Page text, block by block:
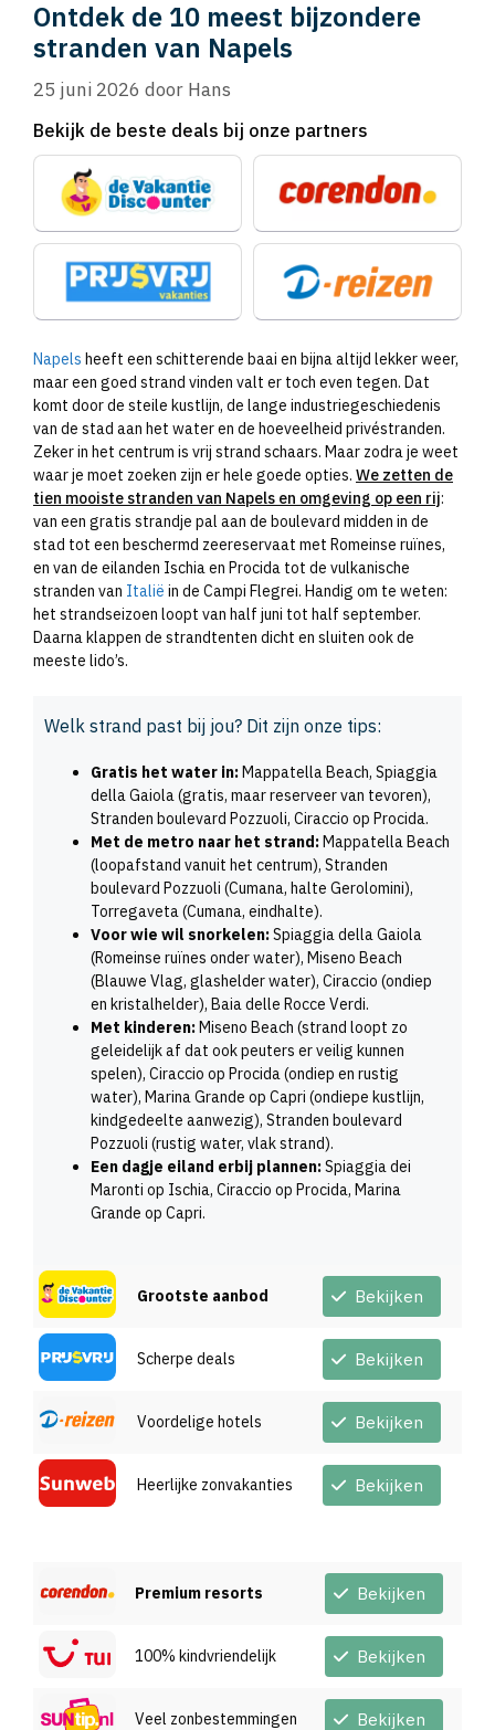
Ontdek de 10 meest bijzondere
stranden van Napels
25 juni 2026 door Hans
Bekijk de beste deals bij onze partners
Napels heeft een schitterende baai en bijna altijd lekker weer,
maar een goed strand vinden valt er toch even tegen. Dat
komt door de steile kustlijn, de lange industriegeschiedenis
van de stad aan het water en de hoeveelheid privéstranden.
Zeker in het centrum is vrij strand schaars. Maar zodra je weet
waar je moet zoeken zijn er hele goede opties. We zetten de
tien mooiste stranden van Napels en omgeving op een rij:
van een gratis strandje pal aan de boulevard midden in de
stad tot een beschermd zeereservaat met Romeinse ruïnes,
en van de eilanden Ischia en Procida tot de vulkanische
stranden van Italië in de Campi Flegrei. Handig om te weten:
het strandseizoen loopt van half juni tot half september.
Daarna klappen de strandtenten dicht en sluiten ook de
meeste lido’s.
Welk strand past bij jou? Dit zijn onze tips:
Gratis het water in: Mappatella Beach, Spiaggia
della Gaiola (gratis, maar reserveer van tevoren),
Stranden boulevard Pozzuoli, Ciraccio op Procida.
Met de metro naar het strand: Mappatella Beach
(loopafstand vanuit het centrum), Stranden
boulevard Pozzuoli (Cumana, halte Gerolomini),
Torregaveta (Cumana, eindhalte).
Voor wie wil snorkelen:Spiaggia della Gaiola
(Romeinse ruïnes onder water), Miseno Beach
(Blauwe Vlag, glashelder water), Ciraccio (ondiep
en kristalhelder), Baia delle Rocce Verdi.
Met kinderen: Miseno Beach (strand loopt zo
geleidelijk af dat ook peuters er veilig kunnen
spelen), Ciraccio op Procida (ondiep en rustig
water), Marina Grande op Capri (ondiepe kustlijn,
kindgedeelte aanwezig), Stranden boulevard
Pozzuoli (rustig water, vlak strand).
Een dagje eiland erbij plannen:Spiaggia dei
Maronti op Ischia, Ciraccio op Procida, Marina
Grande op Capri.
Grootste aanbod Bekijken
Scherpe deals Bekijken
Voordelige hotels Bekijken
Heerlijke zonvakanties Bekijken
Premium resorts Bekijken
100% kindvriendelijk Bekijken
Veel zonbestemmingen Bekijken